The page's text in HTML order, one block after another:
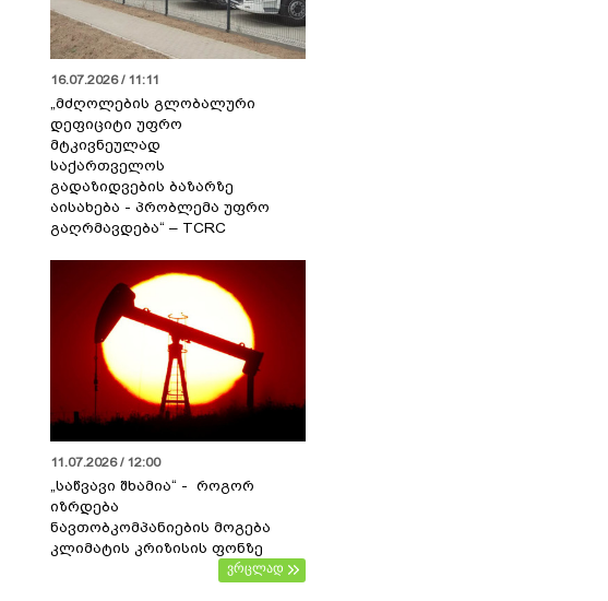
16.07.2026 / 11:11
„მძღოლების გლობალური
დეფიციტი უფრო
მტკივნეულად
საქართველოს
გადაზიდვების ბაზარზე
აისახება - პრობლემა უფრო
გაღრმავდება“ – TCRC
11.07.2026 / 12:00
„საწვავი შხამია“ - როგორ
იზრდება
ნავთობკომპანიების მოგება
კლიმატის კრიზისის ფონზე
ვრცლად